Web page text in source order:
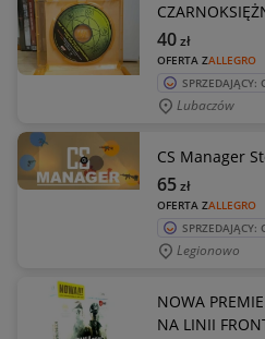
OFERTA ZALLEGRO
40zł
SPRZEDAJĄCY:
Lubaczów
CS Manager
OFERTA ZALLEGRO
65zł
SPRZEDAJĄCY:
Legionowo
NOWA
NA LINII